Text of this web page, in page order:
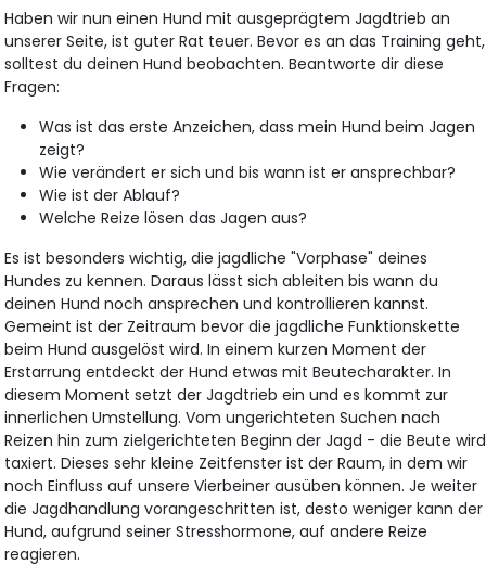
Haben wir nun einen Hund mit ausgeprägtem Jagdtrieb an
unserer Seite, ist guter Rat teuer. Bevor es an das Training geht,
solltest du deinen Hund beobachten. Beantworte dir diese
Fragen:
Was ist das erste Anzeichen, dass mein Hund beim Jagen
zeigt?
Wie verändert er sich und bis wann ist er ansprechbar?
Wie ist der Ablauf?
Welche Reize lösen das Jagen aus?
Es ist besonders wichtig, die jagdliche "Vorphase" deines
Hundes zu kennen. Daraus lässt sich ableiten bis wann du
deinen Hund noch ansprechen und kontrollieren kannst.
Gemeint ist der Zeitraum bevor die jagdliche Funktionskette
beim Hund ausgelöst wird. In einem kurzen Moment der
Erstarrung entdeckt der Hund etwas mit Beutecharakter. In
diesem Moment setzt der Jagdtrieb ein und es kommt zur
innerlichen Umstellung. Vom ungerichteten Suchen nach
Reizen hin zum zielgerichteten Beginn der Jagd - die Beute wird
taxiert. Dieses sehr kleine Zeitfenster ist der Raum, in dem wir
noch Einfluss auf unsere Vierbeiner ausüben können. Je weiter
die Jagdhandlung vorangeschritten ist, desto weniger kann der
Hund, aufgrund seiner Stresshormone, auf andere Reize
reagieren.